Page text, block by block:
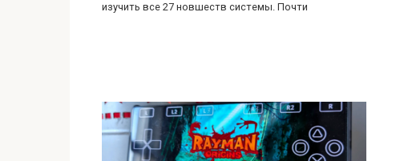
изучить все 27 новшеств системы. Почти